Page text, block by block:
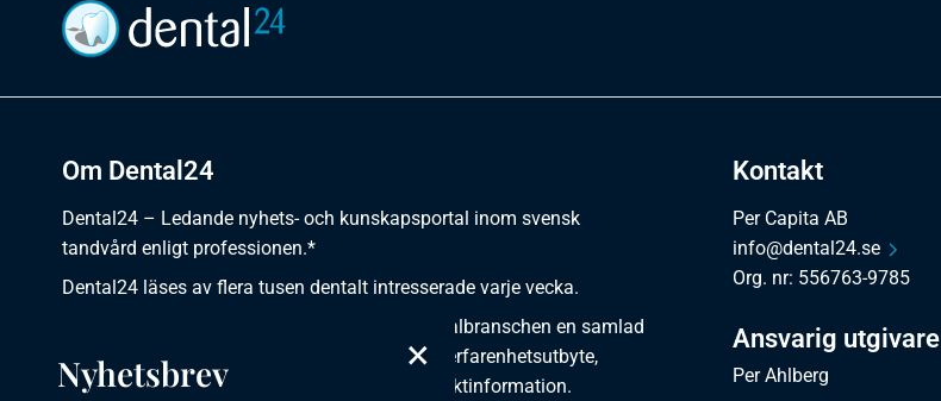
Om Dental24
Dental24 – Ledande nyhets- och kunskapsportal inom svensk
tandvård enligt professionen.*
Dental24 läses av flera tusen dentalt intresserade varje vecka.
Dental24 erbjuder yrkesverksamma inom dentalbranschen en samlad
plats för nyheter, kunskap, aktuella händelser, erfarenhetsutbyte,
utbildningar, artiklar, dokumentation och produktinformation.
Kontakt
Per Capita AB
info@dental24.se
Org. nr: 556763-9785
Ansvarig utgivare
Per Ahlberg
×
Nyhetsbrev